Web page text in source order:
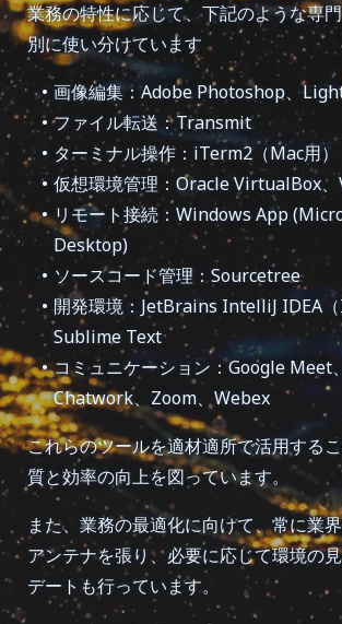
業務の特性に応じて、下記のような専
別に使い分けています
画像編集：Adobe Photoshop、
ファイル転送：Transmit
ターミナル操作：iTerm2（Mac用）
仮想環境管理：Oracle VirtualBox
リモート接続：Windows App
Desktop)
ソースコード管理：Sourcetree
開発環境：JetBrains IntelliJ IDEA（
Sublime Text
コミュニケーション：Google Meet
Chatwork、Zoom、Webex
これらのツールを適材適所で活用する
質と効率の向上を図っています。
また、業務の最適化に向けて、常に業
アンテナを張り、必要に応じて環境の
デートも行っています。